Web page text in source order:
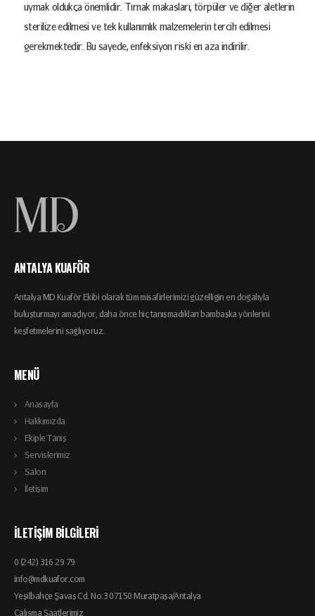
uymak oldukça önemlidir. Tırnak makasları, törpüler ve diğer aletlerin
sterilize edilmesi ve tek kullanımlık malzemelerin tercih edilmesi
gerekmektedir. Bu sayede, enfeksiyon riski en aza indirilir.
ANTALYA KUAFÖR
Antalya MD Kuaför Ekibi olarak tüm misafirlerimizi güzelliğin en doğalıyla
buluşturmayı amaçlıyor, daha önce hiç tanışmadıkları bambaşka yönlerini
keşfetmelerini sağlıyoruz.
MENÜ
Anasayfa
Hakkımızda
Ekiple Tanış
Servislerimiz
Salon
İletişim
İLETIŞIM BILGILERI
0 (242) 316 29 79
info@mdkuafor.com
Yeşilbahçe Şavaş Cd. No:3 07150 Muratpaşa/Antalya
Çalışma Saatlerimiz